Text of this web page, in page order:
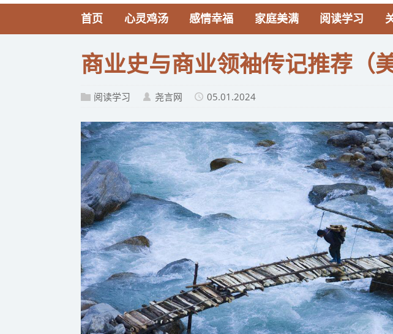
首页 心灵鸡汤 感情幸福 家庭美满 阅读学习
商业史与商业领袖传记推荐（
阅读学习 尧言网 05.01.2024